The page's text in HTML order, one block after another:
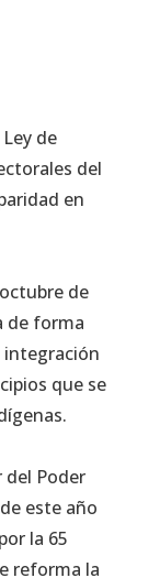
de
del
en
de
de forma
integración
que se
Poder
este año
la 65
reforma la